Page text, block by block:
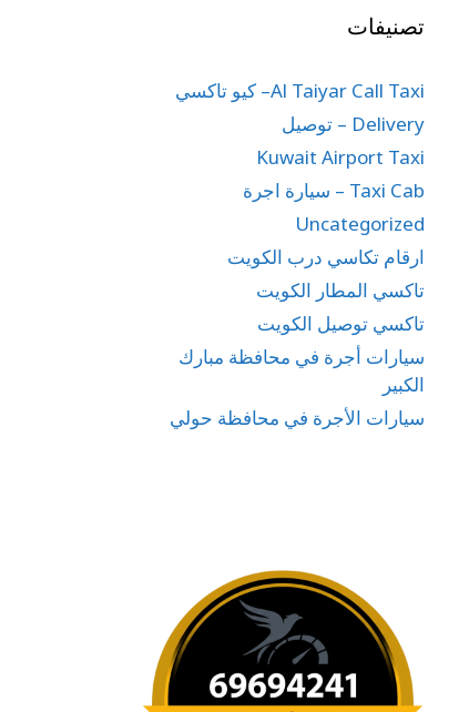
تصنيفات
Al Taiyar Call Taxi– كيو تاكسي
Delivery – توصيل
Kuwait Airport Taxi
Taxi Cab – سيارة اجرة
Uncategorized
ارقام تكاسي درب الكويت
تاكسي المطار الكويت
تاكسي توصيل الكويت
سيارات أجرة في محافظة مبارك
الكبير
سيارات الأجرة في محافظة حولي